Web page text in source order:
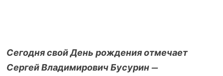
Сегодня свой День рождения отмечает
Сергей Владимирович Бусурин —